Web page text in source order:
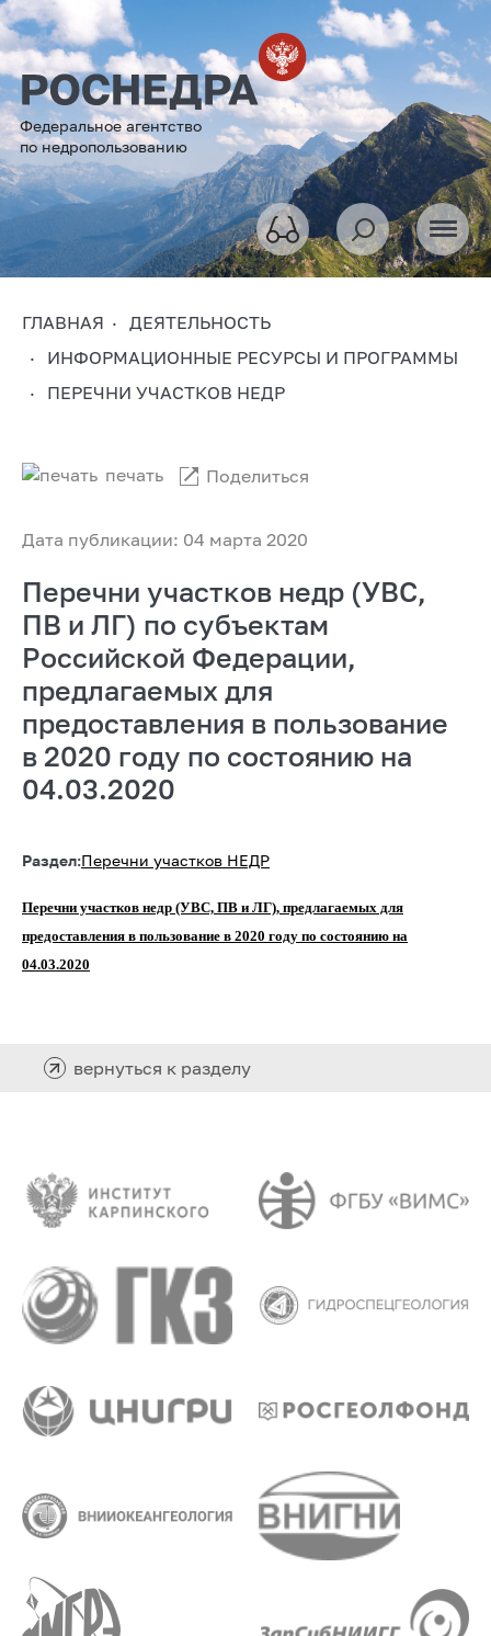
Федеральное агентство
по недропользованию
ГЛАВНАЯ
ДЕЯТЕЛЬНОСТЬ
ИНФОРМАЦИОННЫЕ РЕСУРСЫ И ПРОГРАММЫ
ПЕРЕЧНИ УЧАСТКОВ НЕДР
Дата публикации: 04 марта 2020
печать Поделиться
Перечни участков недр (УВС,
ПВ и ЛГ) по субъектам
Российской Федерации,
предлагаемых для
предоставления в пользование
в 2020 году по состоянию на
04.03.2020
Раздел:Перечни участков НЕДР
Перечни участков недр (УВС, ПВ и ЛГ), предлагаемых для
предоставления в пользование в 2020 году по состоянию на
04.03.2020
вернуться к разделу